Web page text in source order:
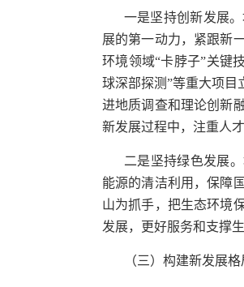
一是坚持创新发展
展的第一动力，紧跟新
环境领域“卡脖子”关键
球深部探测”等重大项目
进地质调查和理论创新
新发展过程中，注重人
二是坚持绿色发展
能源的清洁利用，保障
山为抓手，把生态环境
发展，更好服务和支撑
（三）构建新发展格